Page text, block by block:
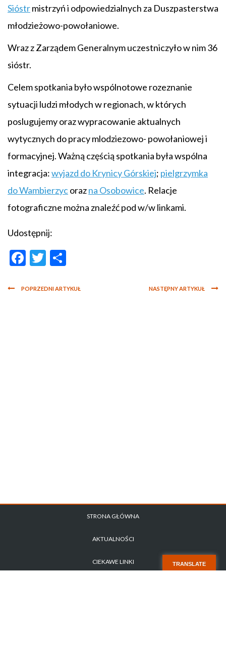
Sióstrmistrzyń i odpowiedzialnych za Duszpasterstwa
młodzieżowo-powołaniowe.
Wraz z Zarządem Generalnym uczestniczyło w nim 36
sióstr.
Celem spotkania było wspólnotowe rozeznanie
sytuacji ludzi młodych w regionach, w których
poslugujemy oraz wypracowanie aktualnych
wytycznych do pracy mlodziezowo- powołaniowej i
formacyjnej. Ważną częścią spotkania była wspólna
integracja:wyjazd do Krynicy Górskiej; pielgrzymka
do Wambierzycorazna Osobowice. Relacje
fotograficzne można znaleźć pod w/w linkami.
Udostępnij:
Facebook
Twitter
POPRZEDNI ARTYKUŁ NASTĘPNY ARTYKUŁ
TRANSLATE
STRONA GŁÓWNA
AKTUALNOŚCI
CIEKAWE LINKI